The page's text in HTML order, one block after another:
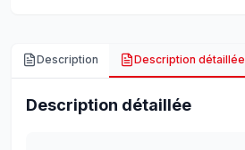
Description Description détaillée
Description détaillée